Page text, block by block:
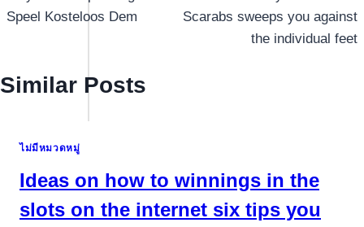
Speel Kosteloos Dem
Scarabs sweeps you against
the individual feet
Similar Posts
ไม่มีหมวดหมู่
Ideas on how to winnings in the
slots on the internet six tips you